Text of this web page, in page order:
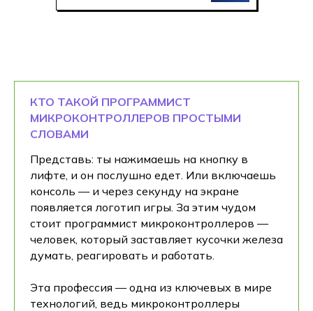
КТО ТАКОЙ ПРОГРАММИСТ
МИКРОКОНТРОЛЛЕРОВ ПРОСТЫМИ
СЛОВАМИ
Представь: ты нажимаешь на кнопку в
лифте, и он послушно едет. Или включаешь
консоль — и через секунду на экране
появляется логотип игры. За этим чудом
стоит программист микроконтроллеров —
человек, который заставляет кусочки железа
думать, реагировать и работать.
Эта профессия — одна из ключевых в мире
технологий, ведь микроконтроллеры